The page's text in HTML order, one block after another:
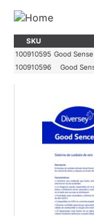
SKU
100910595 Good
100910596
Good